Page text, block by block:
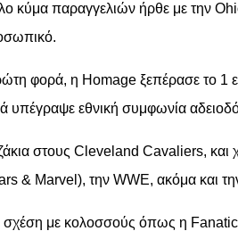
κύμα παραγγελιών ήρθε με την
φορά, η Homage ξεπέρασε το 1
υπέγραψε εθνική συμφωνία
στους Cleveland Cavaliers, και
& Marvel), την WWE, ακόμα και
σχέση με κολοσσούς όπως η